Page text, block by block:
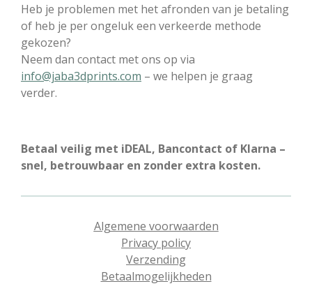
Heb je problemen met het afronden van je betaling
of heb je per ongeluk een verkeerde methode
gekozen?
Neem dan contact met ons op via
info@jaba3dprints.com – we helpen je graag
verder.
Betaal veilig met iDEAL, Bancontact of Klarna –
snel, betrouwbaar en zonder extra kosten.
Algemene voorwaarden
Privacy policy
Verzending
Betaalmogelijkheden